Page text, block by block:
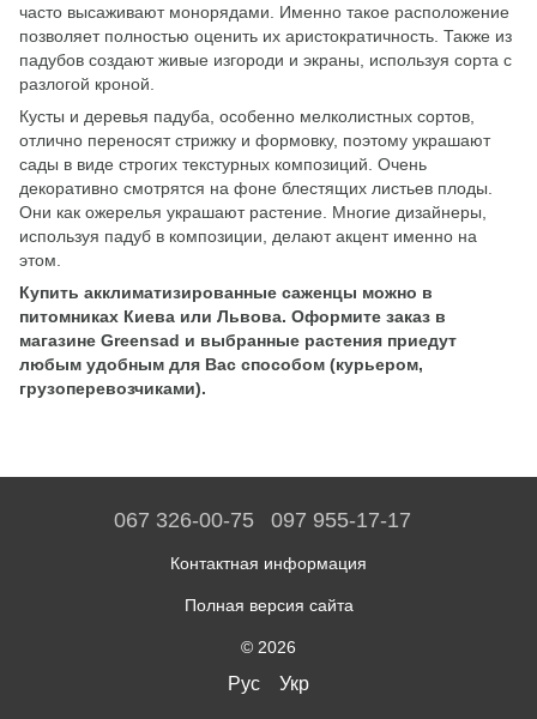
часто высаживают монорядами. Именно такое расположение
позволяет полностью оценить их аристократичность. Также из
падубов создают живые изгороди и экраны, используя сорта с
разлогой кроной.
Кусты и деревья падуба, особенно мелколистных сортов,
отлично переносят стрижку и формовку, поэтому украшают
сады в виде строгих текстурных композиций. Очень
декоративно смотрятся на фоне блестящих листьев плоды.
Они как ожерелья украшают растение. Многие дизайнеры,
используя падуб в композиции, делают акцент именно на
этом.
Купить акклиматизированные саженцы можно в
питомниках Киева или Львова. Оформите заказ в
магазине Greensad и выбранные растения приедут
любым удобным для Вас способом (курьером,
грузоперевозчиками).
067 326-00-75 097 955-17-17
Контактная информация
Полная версия сайта
© 2026
Рус Укр